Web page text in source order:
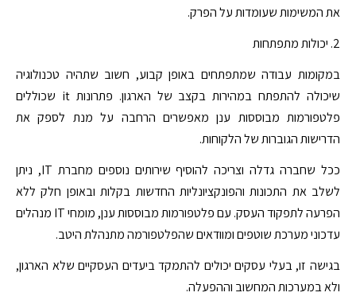
את המשימות שעומדות על הפרק.
2. יכולות מתפתחות
במקומות עבודה שמתפתחים באופן קבוע, חשוב שתהיה טכנולוגיה
שיכולה להתפתח במהירות בקצב של הארגון. פתרונות it שכוללים
פלטפורמות מבוססות ענן מאפשרים הרחבה על מנת לספק את
הדרישות הגוברות של הלקוחות.
ככל שחברה גדלה וצריכה להוסיף שירותים נוספים מחברת IT, ניתן
לשלב את התכונות והפונקציונליות החדשות בקלות ובאופן חלק ללא
הפרעה לתפקוד העסק. עם פלטפורמות מבוססות ענן, מומחי IT מנהלים
עדכוני מערכת שוטפים ומוודאים שהפלטפורמה מתנהלת היטב.
בגישה זו, בעלי עסקים יכולים להתמקד ביעדים העסקיים שלא הארגון,
ולא במערכות המחשוב וההפעלה.